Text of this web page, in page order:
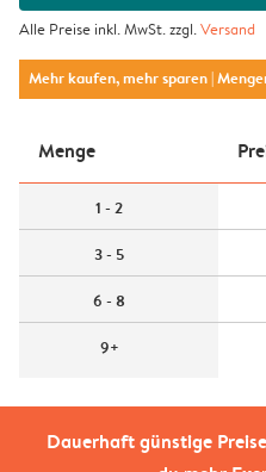
Dauerhaft günstige
Alle Preise inkl. MwSt. zzgl.Versand
Mehr kaufen, mehr sparen|
Menge
1 - 2
3 - 5
6 - 8
9+